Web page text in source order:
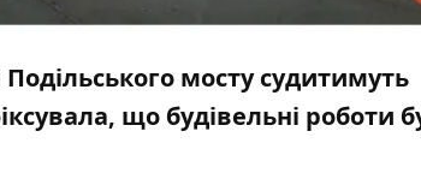
мосту судитимуть
що будівельні роботи